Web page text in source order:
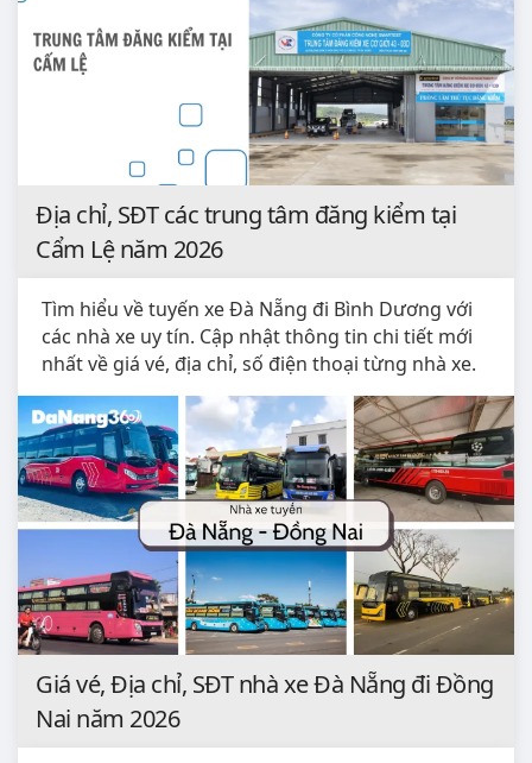
Địa chỉ, SĐT các trung tâm đăng kiểm tại
Cẩm Lệ năm 2026
Tìm hiểu về tuyến xe Đà Nẵng đi Bình Dương với
các nhà xe uy tín. Cập nhật thông tin chi tiết mới
nhất về giá vé, địa chỉ, số điện thoại từng nhà xe.
Giá vé, Địa chỉ, SĐT nhà xe Đà Nẵng đi Đồng
Nai năm 2026